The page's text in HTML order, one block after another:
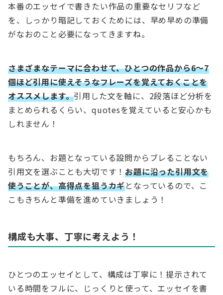
本番のエッセイで書きたい作品の重要なセリフなど
を、しっかり暗記しておくためには、早め早めの準備
がなおのこと必要になってきますね。
さまざまなテーマに合わせて、ひとつの作品から6〜7
個ほど引用に使えそうなフレーズを覚えておくことを
オススメします。引用した文を軸に、2段落ほど分析を
まとめられるくらい、quotesを覚えていると安心かも
しれません！
もちろん、お題となっている設問からブレることない
引用文を選ぶことも大切です！お題に沿った引用文を
使うことが、高得点を狙うカギとなっているので、こ
こもきちんと準備を進めていきましょう！
構成も大事、丁寧に考えよう！
ひとつのエッセイとして、構成は丁寧に！提示されて
いる時間をフルに、じっくりと使って、エッセイを書